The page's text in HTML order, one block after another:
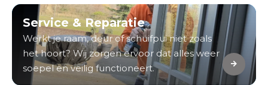
Service & Reparatie
Werkt je raam, deur of schuifpui niet zoals
het hoort? Wij zorgen ervoor dat alles weer
soepel en veilig functioneert.